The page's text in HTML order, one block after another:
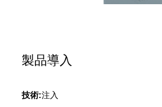
製品導入
技術:注入